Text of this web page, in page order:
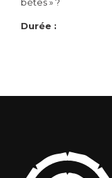
bétes » ?
Durée :